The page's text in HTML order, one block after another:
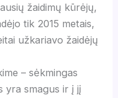
žaidimų kūrėjų,
tik 2015 metais,
užkariavo žaidėjų
– sėkmingas
yra smagus ir į jį